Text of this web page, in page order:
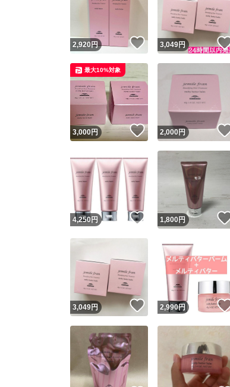
2,920円 いいね！
3,049円
3,000円 いいね！
最大10%対象
2,000円
4,250 円 いいね！
1,800円
3,049円 いいね！
2,990円